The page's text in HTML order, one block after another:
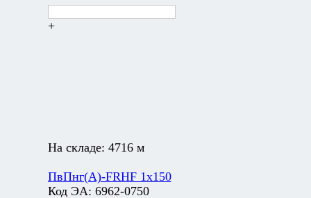
+
На складе: 4716 м
ПвПнг(А)-FRHF 1х150
Код ЭА: 6962-0750